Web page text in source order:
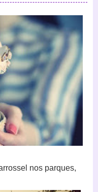
nos parques,